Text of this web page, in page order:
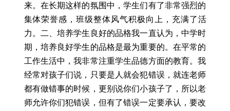
来。在长期这样的氛围中，学生们有了非常强烈的
集体荣誉感，班级整体风气积极向上，充满了活
力。二、培养学生良好的品格我一直认为，中学时
期，培养良好学生的品格是最为重要的。在平常的
工作生活中，我非常注重学生品德方面的教育。我
经常对孩子们说，只要是人就会犯错误，就连老师
都有做错事的时候，更别说你们小孩子了，所以老
师允许你们犯错误，但有了错误一定要承认，要改